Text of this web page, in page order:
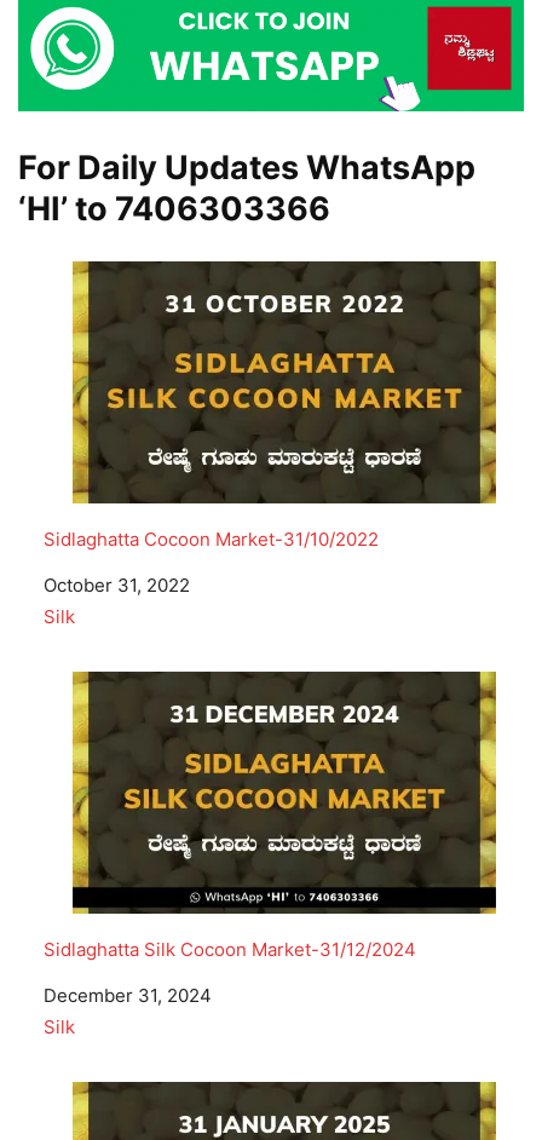
For Daily Updates WhatsApp
‘HI’ to 7406303366
Sidlaghatta Cocoon Market-31/10/2022
Date
October 31, 2022
In relation to
Silk
Sidlaghatta Silk Cocoon Market-31/12/2024
Date
December 31, 2024
In relation to
Silk